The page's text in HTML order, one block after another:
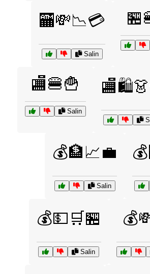
🏧💸📉💳
Salin
🏬🍔🍟
Salin
💰🏦📈💼
Salin
💰💵🛒🏪
Salin